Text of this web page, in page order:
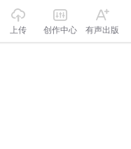
上传 创作中心 有声出版